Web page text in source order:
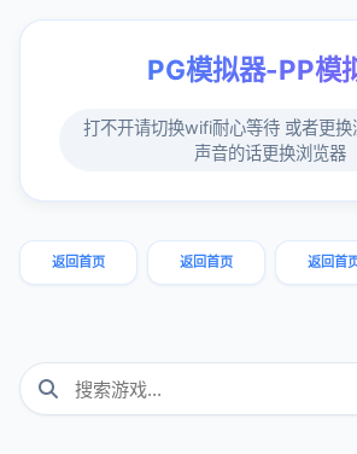
PG模拟器-PP模
打不开请切换wifi耐心等待 或者更换
声音的话更换浏览器
返回首页 返回首页 返回首